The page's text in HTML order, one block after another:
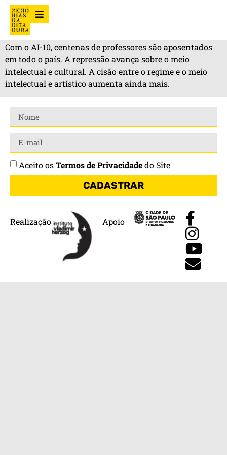
Com o AI-10, centenas de professores são aposentados
em todo o país. A repressão avança sobre o meio
intelectual e cultural. A cisão entre o regime e o meio
intelectual e artístico aumenta ainda mais.
Realização Apoio
Aceito osTermos de Privacidadedo Site
CADASTRAR